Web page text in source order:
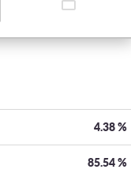
4.38%
85.54%